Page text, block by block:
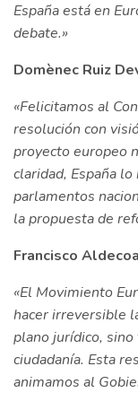
España está en
debate.»
Domènec Ruiz
«Felicitamos al
resolución con
proyecto europeo
claridad, España
parlamentos
la propuesta de
Francisco
«El Movimiento
hacer irreversible
plano jurídico,
ciudadanía. Esta
animamos al